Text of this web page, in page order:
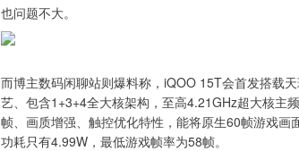
也问题不大。
而博主数码闲聊站则爆料称，iQOO 15T会首发搭载
艺、包含1+3+4全大核架构，至高4.21GHz超大核主
帧、画质增强、触控优化特性，能将原生60帧游戏
功耗只有4.99W，最低游戏帧率为58帧。